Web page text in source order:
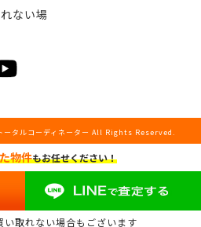
物件もお任せください！
取れない場合もございます
ない場
タルコーディネーター All Rights Reserved.